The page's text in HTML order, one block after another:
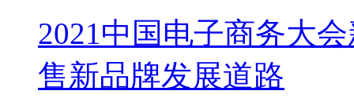
2021中国电子商务大
售新品牌发展道路